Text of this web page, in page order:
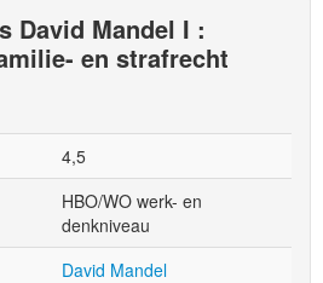
David Mandel I :
en strafrecht
4,5
HBO/WO werk- en
denkniveau
David Mandel